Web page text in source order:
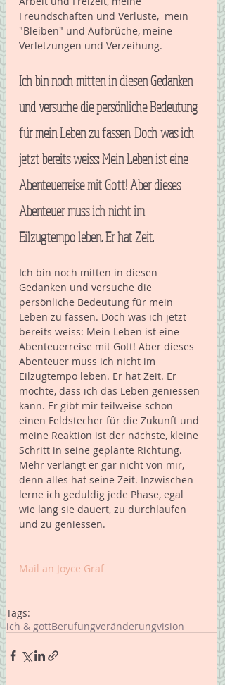
Freundschaften und Verluste,  mein
"Bleiben" und Aufbrüche, meine
Verletzungen und Verzeihung.
Ich bin noch mitten in diesen Gedanken
und versuche die persönliche Bedeutung
für mein Leben zu fassen. Doch was ich
jetzt bereits weiss: Mein Leben ist eine
Abenteuerreise mit Gott! Aber dieses
Abenteuer muss ich nicht im
Eilzugtempo leben. Er hat Zeit.
Ich bin noch mitten in diesen
Gedanken und versuche die
persönliche Bedeutung für mein
Leben zu fassen. Doch was ich jetzt
bereits weiss: Mein Leben ist eine
Abenteuerreise mit Gott! Aber dieses
Abenteuer muss ich nicht im
Eilzugtempo leben. Er hat Zeit. Er
möchte, dass ich das Leben geniessen
kann. Er gibt mir teilweise schon
einen Feldstecher für die Zukunft und
meine Reaktion ist der nächste, kleine
Schritt in seine geplante Richtung.
Mehr verlangt er gar nicht von mir,
denn alles hat seine Zeit. Inzwischen
lerne ich geduldig jede Phase, egal
wie lang sie dauert, zu durchlaufen
und zu geniessen.
Mail an Joyce Graf
Tags:
ich & gottBerufungveränderungvision